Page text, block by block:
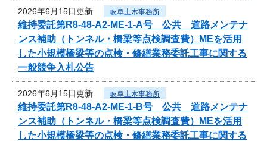
2026年6月15日更新 岐阜土木事務所
維持委託第R8-48-A2-ME-1-A号 公共 道路メンテナ
ンス補助（トンネル・橋梁等点検調査費）MEを活用
した小規模橋梁等の点検・修繕業務委託工事に関する
一般競争入札公告
2026年6月15日更新 岐阜土木事務所
維持委託第R8-48-A2-ME-1-B号 公共 道路メンテナ
ンス補助（トンネル・橋梁等点検調査費）MEを活用
した小規模橋梁等の点検・修繕業務委託工事に関する